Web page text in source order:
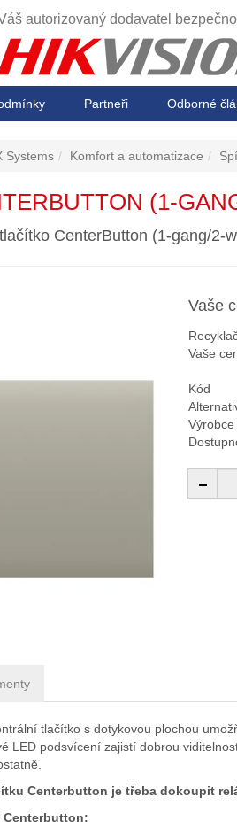
autorizovaný dodavatel
Partneři Odborné
Systems Komfort a automatizace
(1-
CenterButton (1-gang/2-
Vaše
Vaše
Kód
Výrobce
tlačítko s dotykovou plochou
LED podsvícení zajistí dobrou
Centerbutton je třeba dokoupit
Centerbutton: